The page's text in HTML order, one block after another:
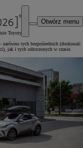
Otwórz menu
Toyoty.
tych bezpośrednich (doskonali
jak i tych odroczonych w czasie.